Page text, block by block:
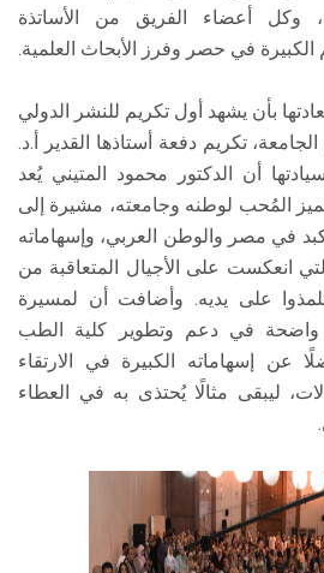
وكل أعضاء الفريق من الأساتذة
الكبيرة في حصر وفرز الأبحاث العلمية.
بأن يشهد أول تكريم للنشر الدولي
تكريم دفعة أستاذها القدير أ.د.
أن الدكتور محمود المتيني يُعد
المُحب لوطنه وجامعته، مشيرة إلى
في مصر والوطن العربي، وإسهاماته
التي انعكست على الأجيال المتعاقبة من
تتلمذوا على يديه. وأضافت أن لمسيرة
واضحة في دعم وتطوير كلية الطب
إسهاماته الكبيرة في الارتقاء
ليبقى مثالًا يُحتذى به في العطاء